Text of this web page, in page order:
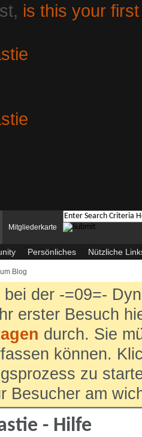
is this your
Persönliches Nützliche
Mitgliederkarte
Blog
bei der -=09=-
erster Besuch
durch. Sie
können.
zu
Besucher am
- Hilfe